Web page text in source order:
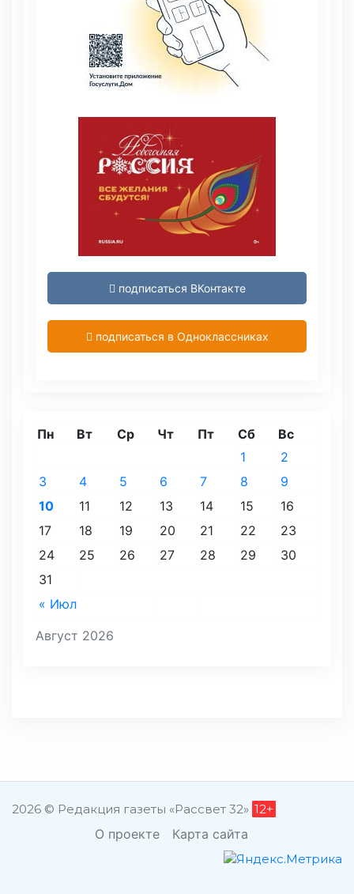
подписаться ВКонтакте
подписаться в Одноклассниках
Август 2026
Пн Вт Ср Чт Пт Сб Вс
« Июл
1
2
3
4 5 6 7 8
9
10
11 12 13 14 15
16
17
18 19 20 21 22
23
24
25 26 27 28 29
30
31
2026 © Редакция газеты «Рассвет 32» 12+
О проекте Карта сайта